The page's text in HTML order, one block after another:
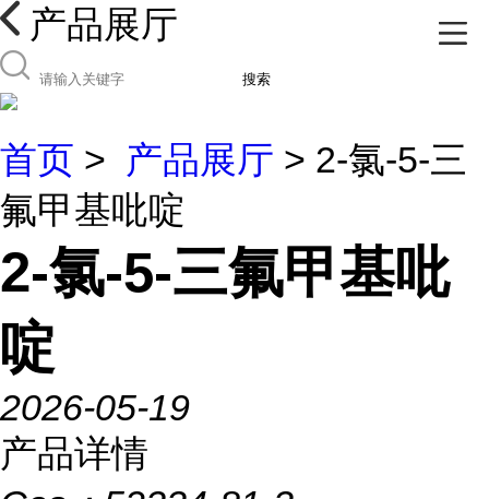
产品展厅
搜索
首页 > 产品展厅 > 2-氯-5-三
氟甲基吡啶
2-氯-5-三氟甲基吡
啶
2026-05-19
产品详情